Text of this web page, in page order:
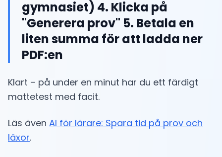
gymnasiet) 4. Klicka på
"Generera prov" 5. Betala en
liten summa för att ladda ner
PDF:en
Klart – på under en minut har du ett färdigt
mattetest med facit.
Läs även AI för lärare: Spara tid på prov och
läxor.